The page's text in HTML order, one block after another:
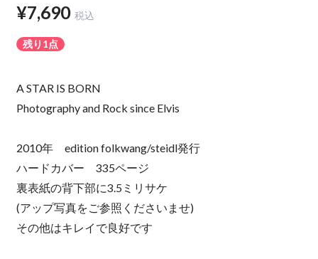
¥7,690 税込
残り1点
A STAR IS BORN
Photography and Rock since Elvis
2010年 edition folkwang/steidl発行
ハードカバー 335ページ
裏表紙の背下部に3.5ミリサケ
(アップ写真をご参照くださいませ)
その他はキレイで良好です